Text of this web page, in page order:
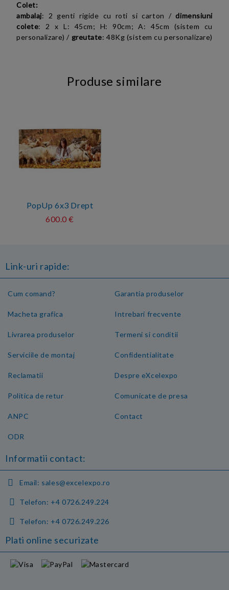
Colet:
ambalaj: 2 genti rigide cu roti si carton /dimensiuni
colete: 2 x L: 45cm; H: 90cm; A: 45cm (sistem cu
personalizare) / greutate: 48Kg (sistem cu personalizare)
Produse similare
PopUp 6x3 Drept
600.0 €
Link-uri rapide:
Cum comand?
Macheta grafica
Livrarea produselor
Serviciile de montaj
Garantia produselor
Intrebari frecvente
Termeni si conditii
Confidentialitate
Reclamatii
Politica de retur
ANPC
ODR
Despre eXcelexpo
Comunicate de presa
Contact
Informatii contact:
Email: sales@excelexpo.ro
Telefon: +4 0726.249.224
Telefon: +4 0726.249.226
Plati online securizate